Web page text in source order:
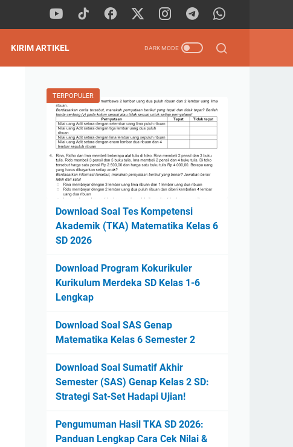
KIRIM ARTIKEL
TERPOPULER
Download Soal Tes Kompetensi
Akademik (TKA) Matematika Kelas 6
SD 2026
Download Program Kokurikuler
Kurikulum Merdeka SD Kelas 1-6
Lengkap
Download Soal SAS Genap
Matematika Kelas 6 Semester 2
Download Soal Sumatif Akhir
Semester (SAS) Genap Kelas 2 SD:
Strategi Sat-Set Hadapi Ujian!
Pengumuman Hasil TKA SD 2026:
Panduan Lengkap Cara Cek Nilai &